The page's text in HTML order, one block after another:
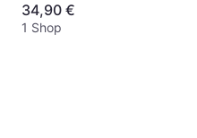
34,90 €
1 Shop